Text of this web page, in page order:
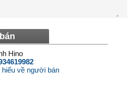
Hino
hiểu về người bán